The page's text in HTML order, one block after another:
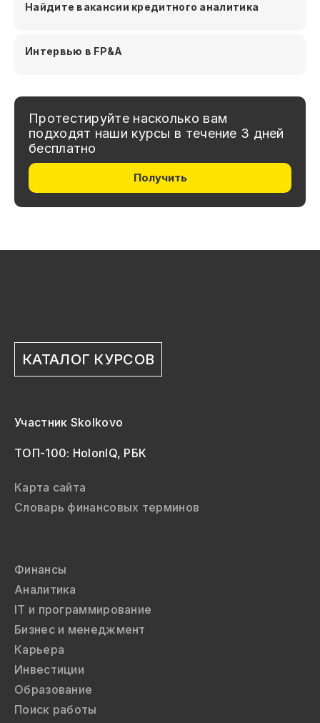
Найдите вакансии кредитного аналитика
Интервью в FP&A
Протестируйте насколько вам
подходят наши курсы в течение 3 дней
бесплатно
Получить
КАТАЛОГ КУРСОВ
Участник Skolkovo
ТОП-100: HolonIQ, РБК
Карта сайта
Словарь финансовых терминов
Финансы
Аналитика
IT и программирование
Бизнес и менеджмент
Карьера
Инвестиции
Образование
Поиск работы